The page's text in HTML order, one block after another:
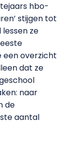
hbo-
stijgen tot
ze
een overzicht
dat ze
naar
de
aantal